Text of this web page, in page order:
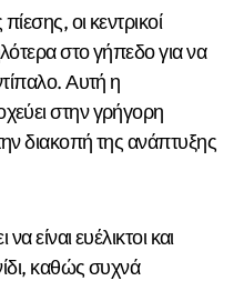
οι κεντρικοί
στο γήπεδο για να
Αυτή η
στην γρήγορη
διακοπή της ανάπτυξης
είναι ευέλικτοι και
καθώς συχνά